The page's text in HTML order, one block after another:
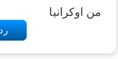
من اوكرانيا